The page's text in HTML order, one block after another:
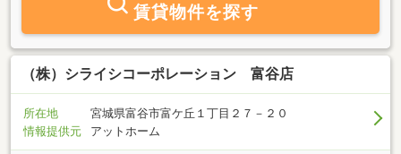
賃貸物件を探す
（株）シライシコーポレーション 富谷店
所在地
宮城県富谷市富ケ丘１丁目２７－２０
情報提供元
アットホーム